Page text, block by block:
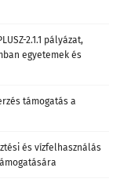
2.1.1 pályázat,
egyetemek és
támogatás a
és vízfelhasználás